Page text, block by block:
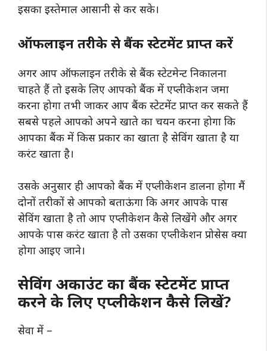
इसका इस्तेमाल आसानी से कर सके।
ऑफलाइन तरीके से बैंक स्टेटमेंट प्राप्त करें
अगर आप ऑफलाइन तरीके से बैंक स्टेटमेन्ट निकालना
चाहते हैं तो इसके लिए आपको बैंक में एप्लीकेशन जमा
करना होगा तभी जाकर आप बैंक स्टेटमेंट प्राप्त कर सकते हैं
सबसे पहले आपको अपने खाते का चयन करना होगा कि
आपका बैंक में किस प्रकार का खाता है सेविंग खाता है या
करंट खाता है।
उसके अनुसार ही आपको बैंक में एप्लीकेशन डालना होगा मैं
दोनों तरीकों से आपको बताऊंगा कि अगर आपके पास
सेविंग खाता है तो आप एप्लीकेशन कैसे लिखेंगे और अगर
आपके पास करंट खाता है तो उसका एप्लीकेशन प्रोसेस क्या
होगा आइए जाने।
सेविंग अकाउंट का बैंक स्टेटमेंट प्राप्त
करने के लिए एप्लीकेशन कैसे लिखें?
सेवा में –